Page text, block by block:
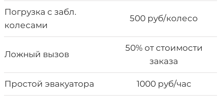
Погрузка с забл.
колесами
500 руб/колесо
Ложный вызов
50% от стоимости
заказа
Простой эвакуатора 1000 руб/час